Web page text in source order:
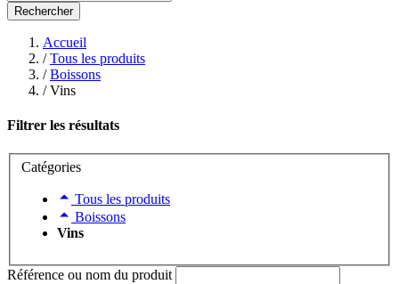
Rechercher
Accueil
/ Tous les produits
/ Boissons
/Vins
Filtrer les résultats
Catégories
Tous les produits
Boissons
Vins
Référence ou nom du produit